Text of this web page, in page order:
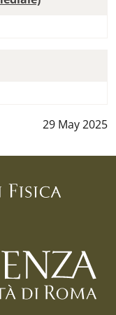
Data notizia
29 May 2025